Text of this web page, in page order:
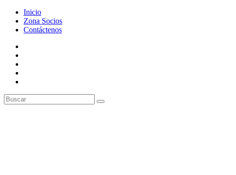
Inicio
Zona Socios
Contáctenos